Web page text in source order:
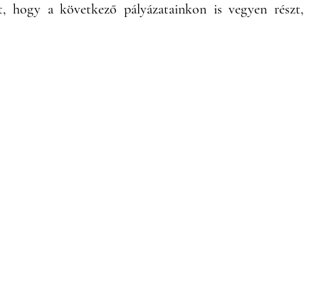
hogy a következő pályázatainkon is vegyen részt,